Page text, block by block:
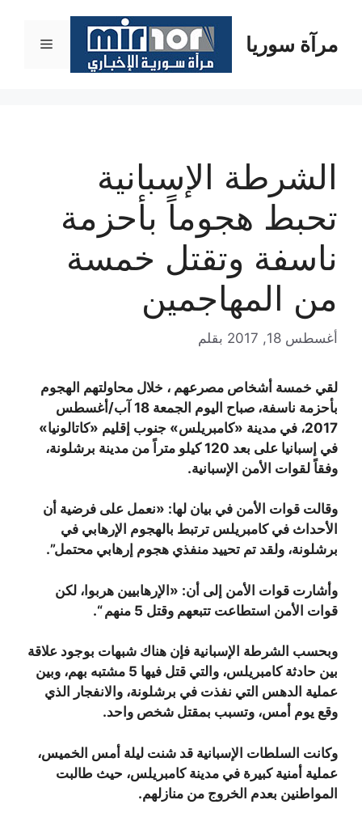
المحتوىمرآة سوريا القائمة
الشرطة الإسبانية
تحبط هجوماً بأحزمة
ناسفة وتقتل خمسة
من المهاجمين
أغسطس 18, 2017 بقلم
لقي خمسة أشخاص مصرعهم ، خلال محاولتهم الهجوم
بأحزمة ناسفة، صباح اليوم الجمعة 18 آب/أغسطس
2017، في مدينة «كامبريلس» جنوب إقليم «كاتالونيا»
في إسبانيا على بعد 120 كيلو متراً من مدينة برشلونة،
وفقاً لقوات الأمن الإسبانية.
وقالت قوات الأمن في بيان لها: «نعمل على فرضية أن
الأحداث في كامبريلس ترتبط بالهجوم الإرهابي في
برشلونة، ولقد تم تحييد منفذي هجوم إرهابي محتمل”.
وأشارت قوات الأمن إلى أن: «الإرهابيين هربوا، لكن
قوات الأمن استطاعت تتبعهم وقتل 5 منهم “.
وبحسب الشرطة الإسبانية فإن هناك شبهات بوجود علاقة
بين حادثة كامبريلس، والتي قتل فيها 5 مشتبه بهم، وبين
عملية الدهس التي نفذت في برشلونة، والانفجار الذي
وقع يوم أمس، وتسبب بمقتل شخص واحد.
وكانت السلطات الإسبانية قد شنت ليلة أمس الخميس،
عملية أمنية كبيرة في مدينة كامبريلس، حيث طالبت
المواطنين بعدم الخروج من منازلهم.